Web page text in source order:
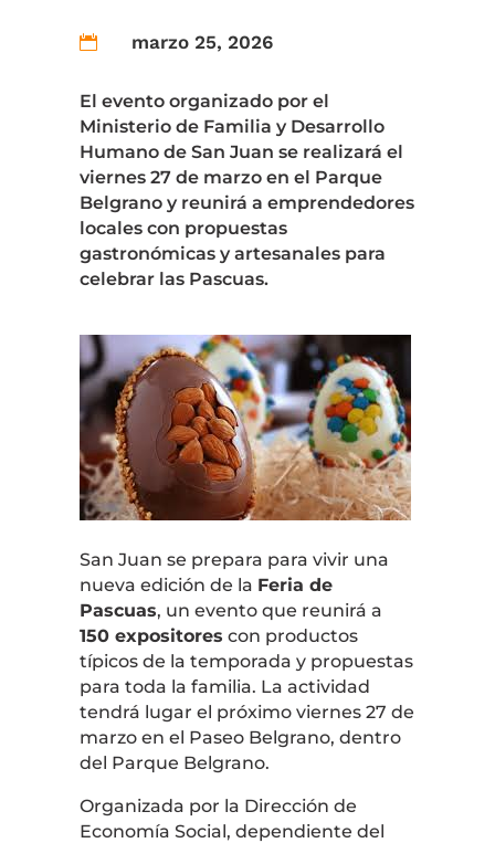
 marzo 25, 2026
El evento organizado por el
Ministerio de Familia y Desarrollo
Humano de San Juan se realizará el
viernes 27 de marzo en el Parque
Belgrano y reunirá a emprendedores
locales con propuestas
gastronómicas y artesanales para
celebrar las Pascuas.
San Juan se prepara para vivir una
nueva edición de la Feria de
Pascuas, un evento que reunirá a
150 expositores con productos
típicos de la temporada y propuestas
para toda la familia. La actividad
tendrá lugar el próximo viernes 27 de
marzo en el Paseo Belgrano, dentro
del Parque Belgrano.
Organizada por la Dirección de
Economía Social, dependiente del